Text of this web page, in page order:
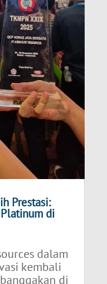
Prestasi:
di
dalam
kembali
di